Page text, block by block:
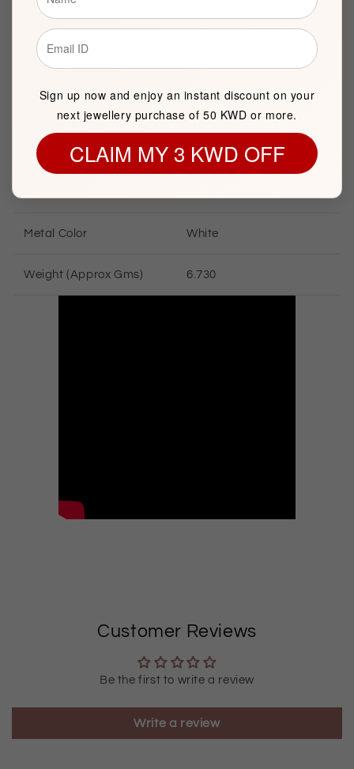
Brand
Item package quantity
SILVER INFORMATION
Metal Color White
Weight (Approx Gms) 6.730
Customer Reviews
Be the first to write a review
Write a review
Sign up now and enjoy an instant discount on your
next jewellery purchase of 50 KWD or more.
CLAIM MY 3 KWD OFF